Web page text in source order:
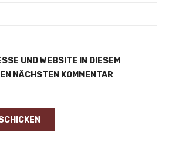
UND WEBSITE IN DIESEM
NÄCHSTEN KOMMENTAR